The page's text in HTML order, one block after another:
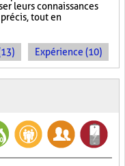
leurs connaissances
tout en
Expérience (10)